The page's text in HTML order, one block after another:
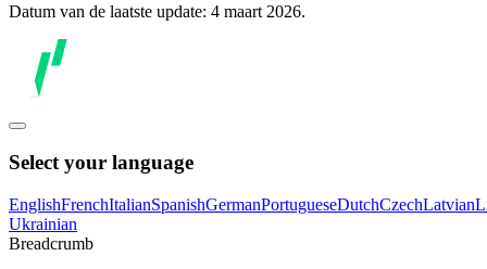
Datum van de laatste update: 4 maart 2026.
Select your language
EnglishFrenchItalianSpanishGermanPortugueseDutchCzechLatvian
Ukrainian
Breadcrumb